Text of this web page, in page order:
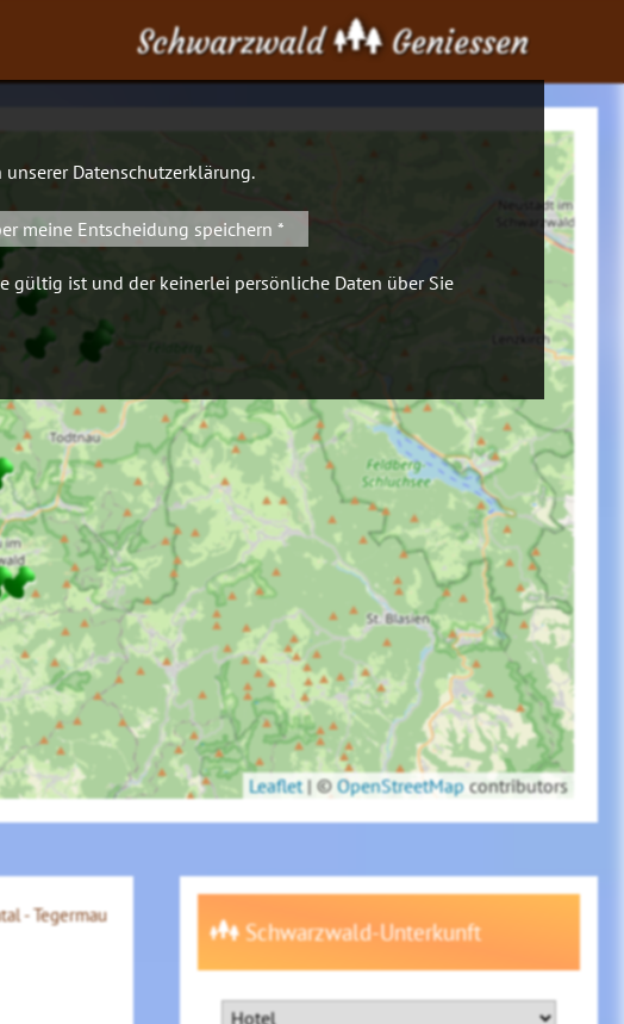
Schwarzwald Geniessen
Leaflet | © OpenStreetMap contributors
- Tegermau
Schwarzwald-Unterkunft
unserer Datenschutzerklärung.
meine Entscheidung speichern *
gültig ist und der keinerlei persönliche Daten über Sie